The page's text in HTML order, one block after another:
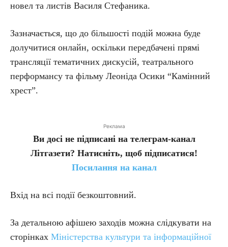
новел та листів Василя Стефаника.
Зазначається, що до більшості подій можна буде
долучитися онлайн, оскільки передбачені прямі
трансляції тематичних дискусій, театрального
перформансу та фільму Леоніда Осики “Камінний
хрест”.
Реклама
Ви досі не підписані на телеграм-канал
Літгазети? Натисніть, щоб підписатися!
Посилання на канал
Вхід на всі події безкоштовний.
За детальною афішею заходів можна слідкувати на
сторінках Міністерства культури та інформаційної